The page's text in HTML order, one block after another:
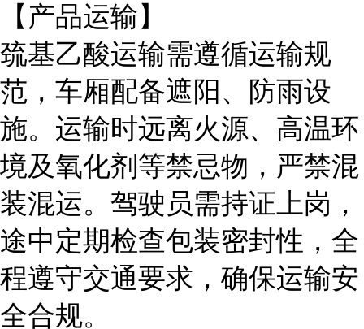
【产品运输】
巯基乙酸运输需遵循运输规
范，车厢配备遮阳、防雨设
施。运输时远离火源、高温环
境及氧化剂等禁忌物，严禁混
装混运。驾驶员需持证上岗，
途中定期检查包装密封性，全
程遵守交通要求，确保运输安
全合规。